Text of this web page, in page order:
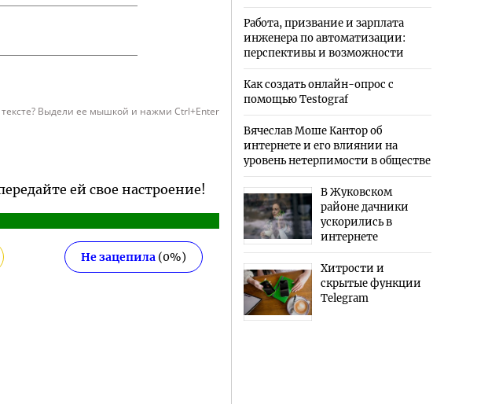
Выдели ее мышкой и нажми Ctrl+Enter
ей свое настроение!
Не зацепила (0%)
Работа, призвание и зарплата
инженера по автоматизации:
перспективы и возможности
Как создать онлайн-опрос с
помощью Testograf
Вячеслав Моше Кантор об
интернете и его влиянии на
уровень нетерпимости в обществе
В Жуковском
районе дачники
ускорились в
интернете
Хитрости и
скрытые функции
Telegram